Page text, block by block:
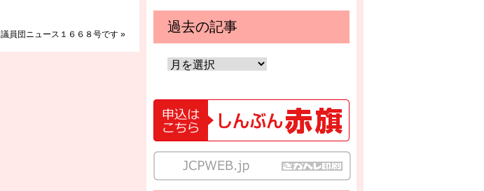
議員団ニュース１６６８号です »
過去の記事